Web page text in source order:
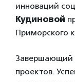
инноваций
Кудиновой
Приморского
Завершающий
проектов.